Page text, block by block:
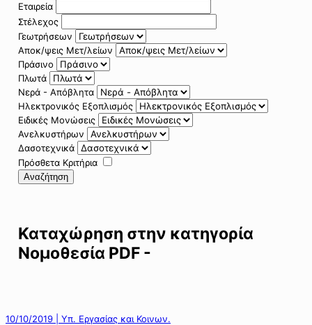
Εταιρεία
Στέλεχος
Γεωτρήσεων
Αποκ/ψεις Μετ/λείων
Πράσινο
Πλωτά
Νερά - Απόβλητα
Ηλεκτρονικός Εξοπλισμός
Ειδικές Μονώσεις
Ανελκυστήρων
Δασοτεχνικά
Πρόσθετα Κριτήρια
Αναζήτηση
Καταχώρηση στην κατηγορία
Νομοθεσία PDF -
10/10/2019 | Υπ. Εργασίας και Κοινων.